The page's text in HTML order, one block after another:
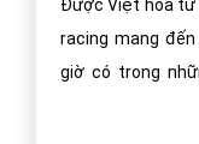
Được Việt hóa từ
racing mang
giờ có trong